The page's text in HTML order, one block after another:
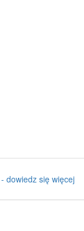
dowiedz się więcej